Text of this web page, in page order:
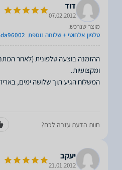
דוד
07.02.2012
מוצר שנרכש:
טלפון אלחוטי + שלוחה נוספת ‏ rhonda96002
ההזמנה בוצעה טלפונית (לאחר
המשלוח הגיע תוך שלושה ימים,
חוות הדעת עזרה לכם?
יעקב
21.01.2012